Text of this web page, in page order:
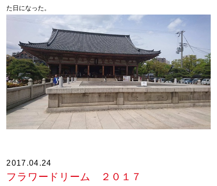
た日になった。
2017.04.24
フラワードリーム ２０１７